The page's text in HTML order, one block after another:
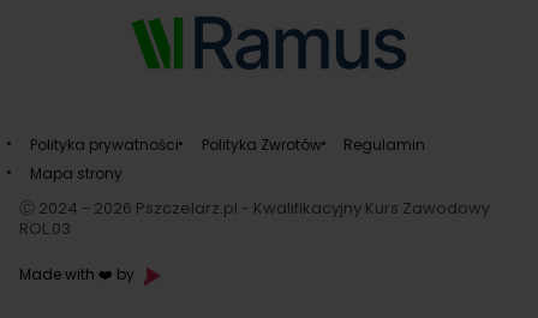
Polityka prywatności Polityka Zwrotów
Regulamin
Mapa strony
Ⓒ 2024 - 2026 Pszczelarz.pl - Kwalifikacyjny Kurs Zawodowy
ROL.03
Made with ❤️ by